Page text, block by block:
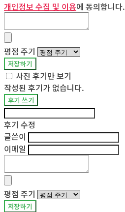
개인정보 수집 및 이용에 동의합니다.
평점 주기
저장하기
사진 후기만 보기
작성된 후기가 없습니다.
후기 쓰기
후기 수정
글쓴이
이메일
평점 주기
저장하기